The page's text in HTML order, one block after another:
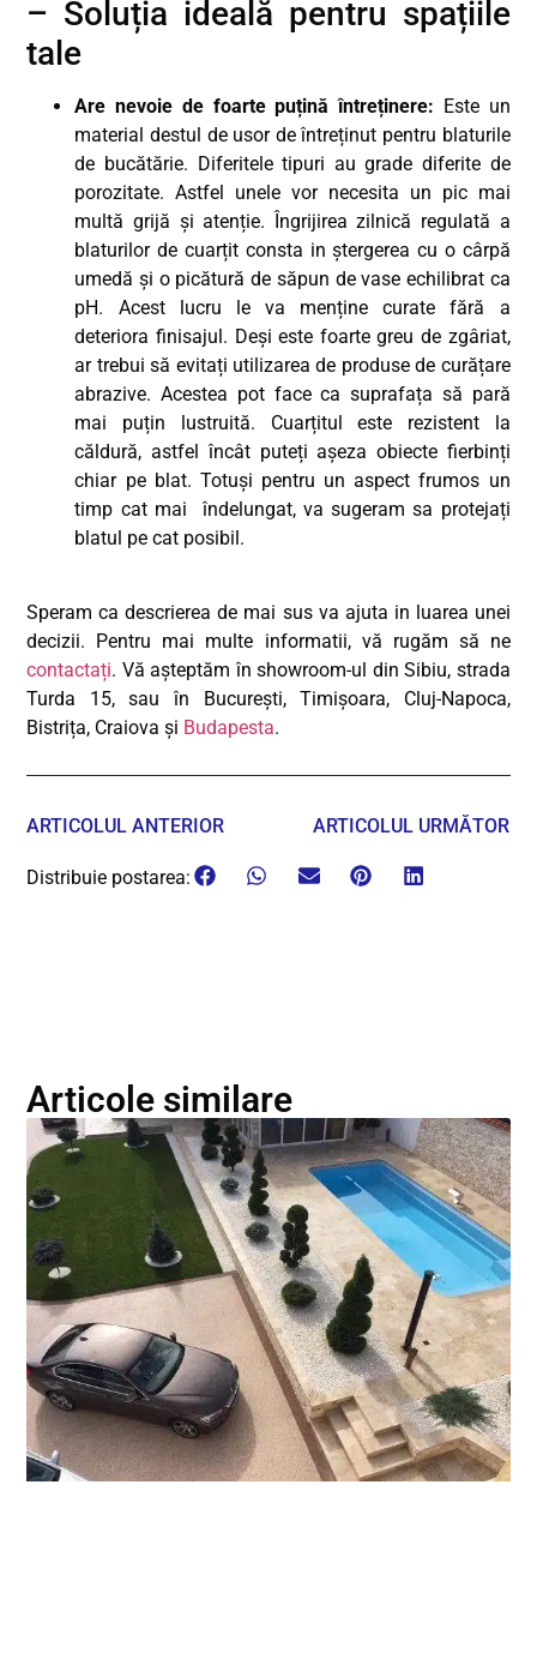
– Soluția ideală pentru spațiile
tale
Are nevoie de foarte puțină întreținere: Este un
material destul de usor de întreținut pentru blaturile
de bucătărie. Diferitele tipuri au grade diferite de
porozitate. Astfel unele vor necesita un pic mai
multă grijă și atenție. Îngrijirea zilnică regulată a
blaturilor de cuarțit consta in ștergerea cu o cârpă
umedă și o picătură de săpun de vase echilibrat ca
pH. Acest lucru le va menține curate fără a
deteriora finisajul. Deși este foarte greu de zgâriat,
ar trebui să evitați utilizarea de produse de curățare
abrazive. Acestea pot face ca suprafața să pară
mai puțin lustruită. Cuarțitul este rezistent la
căldură, astfel încât puteți așeza obiecte fierbinți
chiar pe blat. Totuși pentru un aspect frumos un
timp cat mai îndelungat, va sugeram sa protejați
blatul pe cat posibil.
Speram ca descrierea de mai sus va ajuta in luarea unei
decizii. Pentru mai multe informatii, vă rugăm să ne
contactați. Vă așteptăm în showroom-ul din Sibiu, strada
Turda 15, sau în București, Timișoara, Cluj-Napoca,
Bistrița, Craiova și Budapesta.
ARTICOLUL ANTERIOR ARTICOLUL URMĂTOR
Distribuie postarea:
Articole similare